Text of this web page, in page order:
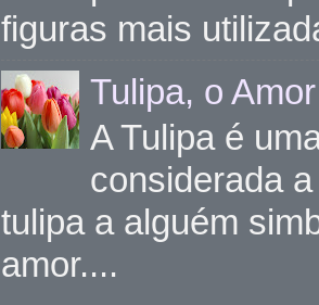
figuras mais
Tulipa, o
A Tulipa é
considerada
tulipa a alguém
amor....